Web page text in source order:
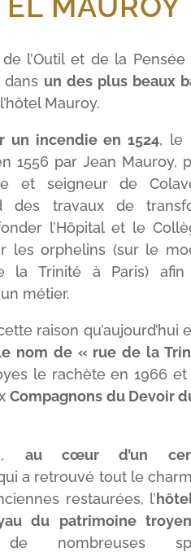
l’Outil et de la Pensée
un des plus beaux
Mauroy.
un incendie en 1524, le
1556 par Jean Mauroy,
et seigneur de
des travaux de
l’Hôpital et le
les orphelins (sur le
la Trinité à Paris)
métier.
raison qu’aujourd’hui
nom de « rue de la
le rachète en 1966 et
Compagnons du Devoir
au cœur d’un
a retrouvé tout le
restaurées, l’
du patrimoine troyen
nombreuses